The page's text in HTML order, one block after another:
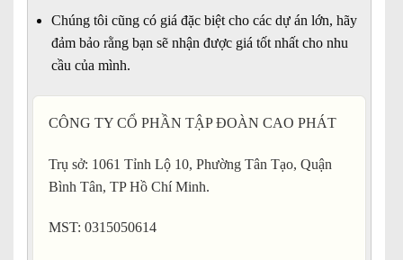
Chúng tôi cũng có giá đặc biệt cho các dự án lớn, hãy
đảm bảo rằng bạn sẽ nhận được giá tốt nhất cho nhu
cầu của mình.
CÔNG TY CỔ PHẦN TẬP ĐOÀN CAO PHÁT
Trụ sở: 1061 Tỉnh Lộ 10, Phường Tân Tạo, Quận
Bình Tân, TP Hồ Chí Minh.
MST: 0315050614